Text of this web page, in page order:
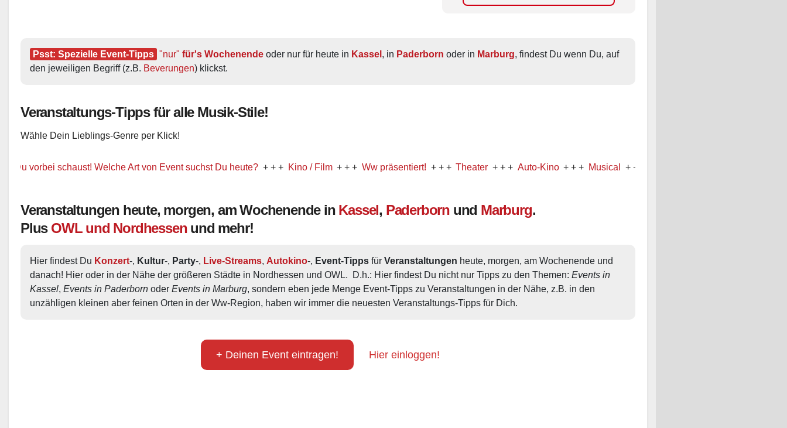
Psst: Spezielle Event-Tipps "nur" für's Wochenende oder nur für heute in Kassel , in Paderborn oder in Marburg, findest Du wenn Du, auf
den jeweiligen Begriff (z.B. Beverungen) klickst.
Veranstaltungs-Tipps für alle Musik-Stile!
Wähle Dein Lieblings-Genre per Klick!
vorbei schaust! Welche Art von Event suchst Du heute? + + + Kino / Film + + + Ww präsentiert! + + + Theater + + + Auto-Kino + + + Musical + + + Party
Veranstaltungen heute, morgen, am Wochenende in Kassel, Paderborn und Marburg.
Plus OWL und Nordhessenund mehr!
Hier findest Du Konzert-, Kultur-, Party-, Live-Streams, Autokino-, Event-Tipps für Veranstaltungen heute, morgen, am Wochenende und
danach! Hier oder in der Nähe der größeren Städte in Nordhessen und OWL.  D.h.: Hier findest Du nicht nur Tipps zu den Themen: Events in
Kassel, Events in Paderborn oder Events in Marburg, sondern eben jede Menge Event-Tipps zu Veranstaltungen in der Nähe, z.B. in den
unzähligen kleinen aber feinen Orten in der Ww-Region, haben wir immer die neuesten Veranstaltungs-Tipps für Dich.
+ Deinen Event eintragen! Hier einloggen!